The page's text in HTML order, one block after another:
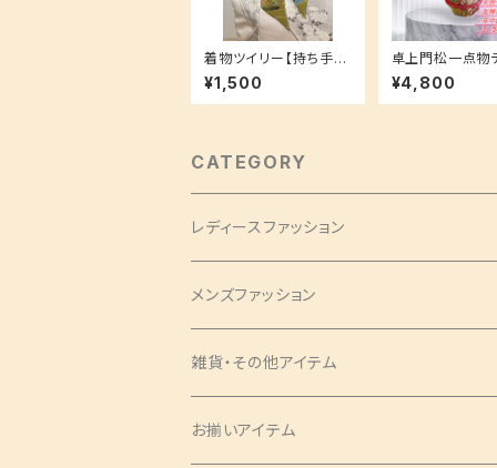
着物ツイリー【持ち手に
巻いても！スカーフやヘ
アアクセとしても！】お揃
いシリーズ♪
¥1,500
卓上門松一点物
ン 天然竹・友禅和紙・陶
器・造花・乾燥コ
【台座帯地コー
¥4,800
CATEGORY
レディースファッション
バッグ・チャーム
ツイリー
バッグ
アクセサリー
シュシュ
エプロン
メンズファッション
ネクタイ・蝶ネクタイ
ナローネクタイ
トップス・シャツ
雑貨・その他アイテム
ブックカバー
お揃いアイテム